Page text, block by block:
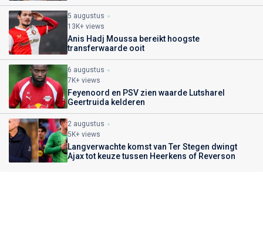
5 augustus
13K+ views
Anis Hadj Moussa bereikt hoogste
transferwaarde ooit
6 augustus
7K+ views
Feyenoord en PSV zien waarde Lutsharel
Geertruida kelderen
2 augustus
5K+ views
Langverwachte komst van Ter Stegen dwingt
Ajax tot keuze tussen Heerkens of Reverson